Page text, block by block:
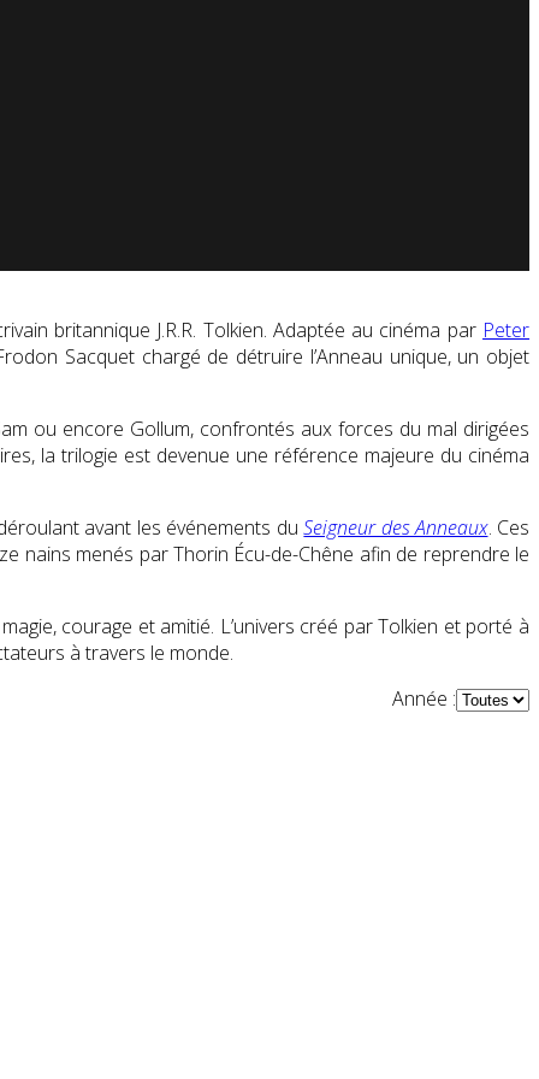
britannique J.R.R. Tolkien. Adaptée au cinéma par Peter
Sacquet chargé de détruire l’Anneau unique, un objet
ou encore Gollum, confrontés aux forces du mal dirigées
la trilogie est devenue une référence majeure du cinéma
avant les événements duSeigneur des Anneaux. Ces
nains menés par Thorin Écu-de-Chêne afin de reprendre le
courage et amitié. L’univers créé par Tolkien et porté à
à travers le monde.
Année :